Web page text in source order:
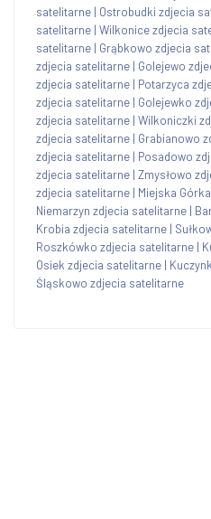
satelitarne | Ostrobudki zdjecia
satelitarne | Wilkonice zdjecia
satelitarne | Grąbkowo zdjecia
zdjecia satelitarne | Golejewo
zdjecia satelitarne | Potarzyca
zdjecia satelitarne | Golejewko
zdjecia satelitarne | Wilkoniczki
zdjecia satelitarne | Grabianowo
zdjecia satelitarne | Posadowo
zdjecia satelitarne | Zmysłowo
zdjecia satelitarne | Miejska
Niemarzyn zdjecia satelitarne |
Krobia zdjecia satelitarne |
Roszkówko zdjecia satelitarne |
Osiek zdjecia satelitarne |
Śląskowo zdjecia satelitarne